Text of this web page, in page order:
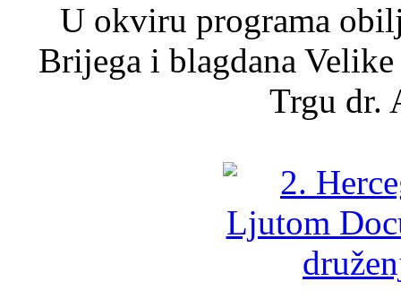
U okviru programa
Brijega i blagdana
Trgu dr.